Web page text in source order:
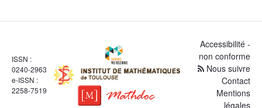
ISSN :
0240-2963
e-ISSN :
2258-7519
Accessibilité -
non conforme
Nous suivre
Contact
Mentions
légales